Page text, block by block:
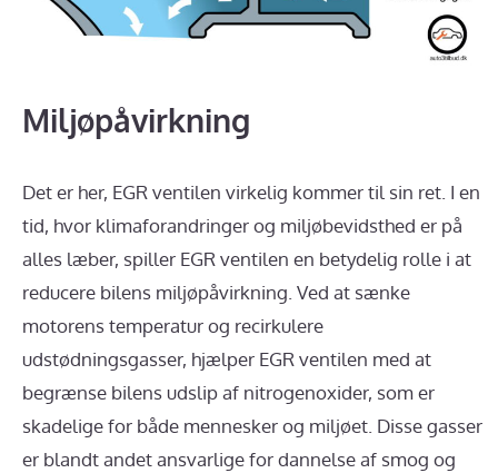
Miljøpåvirkning
Det er her, EGR ventilen virkelig kommer til sin ret. I en
tid, hvor klimaforandringer og miljøbevidsthed er på
alles læber, spiller EGR ventilen en betydelig rolle i at
reducere bilens miljøpåvirkning. Ved at sænke
motorens temperatur og recirkulere
udstødningsgasser, hjælper EGR ventilen med at
begrænse bilens udslip af nitrogenoxider, som er
skadelige for både mennesker og miljøet. Disse gasser
er blandt andet ansvarlige for dannelse af smog og